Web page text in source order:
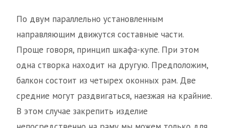
По двум параллельно установленным
направляющим движутся составные части.
Проще говоря, принцип шкафа-купе. При этом
одна створка находит на другую. Предположим,
балкон состоит из четырех оконных рам. Две
средние могут раздвигаться, наезжая на крайние.
В этом случае закрепить изделие